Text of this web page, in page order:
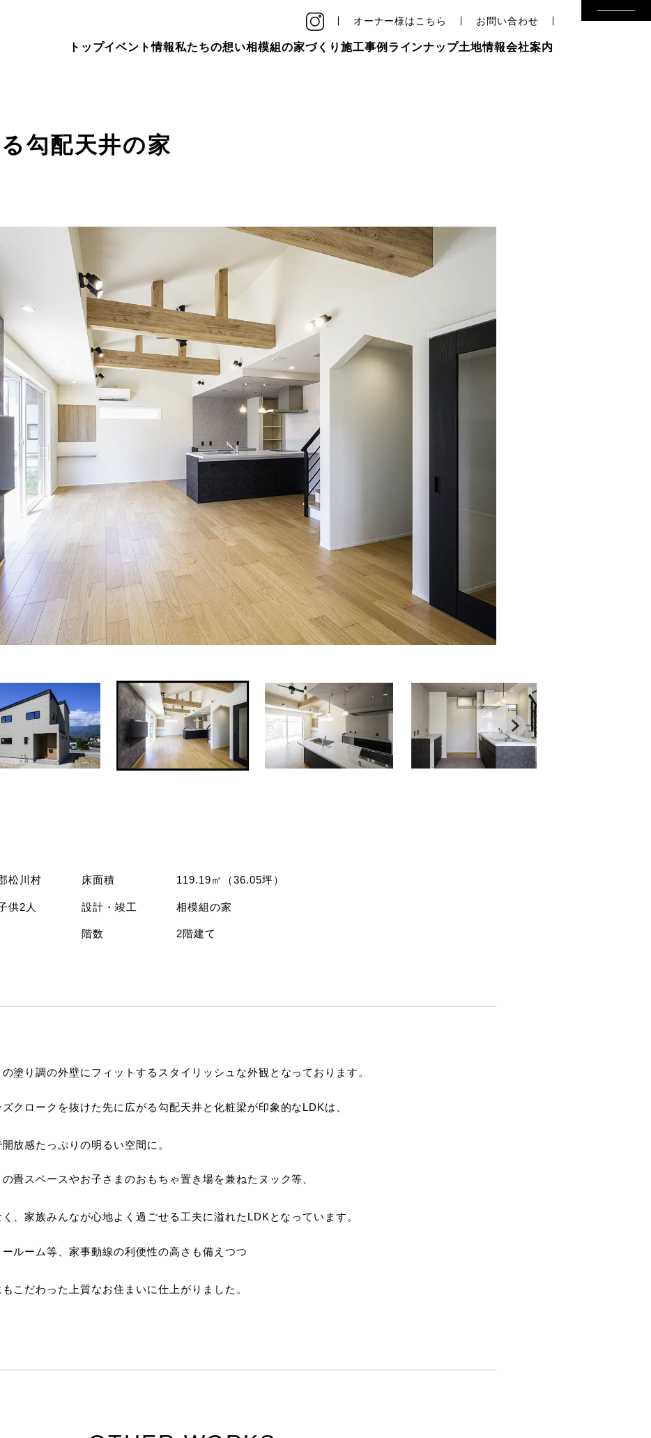
オーナー様はこちら お問い合わせ
トップイベント情報私たちの想い相模組の家づくり 施工事例 ラインナップ土地情報会社案内
勾配天井の家
松川村
供2人
床面積 119.19㎡（36.05坪）
設計・竣工 相模組の家
階数 2階建て
塗り調の外壁にフィットするスタイリッシュな外観となっております。
クロークを抜けた先に広がる勾配天井と化粧梁が印象的なLDKは、
放感たっぷりの明るい空間に。
畳スペースやお子さまのおもちゃ置き場を兼ねたヌック等、
、家族みんなが心地よく過ごせる工夫に溢れたLDKとなっています。
ルーム等、家事動線の利便性の高さも備えつつ
こだわった上質なお住まいに仕上がりました。